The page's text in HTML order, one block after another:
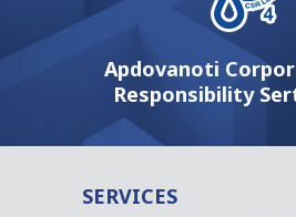
Apdovanoti
Responsibility
SERVICES